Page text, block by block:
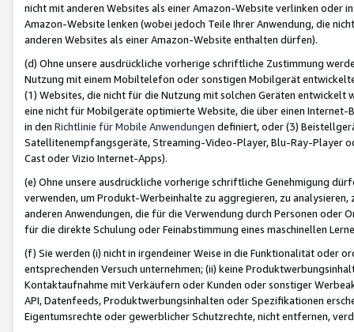
nicht mit anderen Websites als einer Amazon-Website verlinken oder
Amazon-Website lenken (wobei jedoch Teile Ihrer Anwendung, die
anderen Websites als einer Amazon-Website enthalten dürfen).
(d) Ohne unsere ausdrückliche vorherige schriftliche Zustimmung
Nutzung mit einem Mobiltelefon oder sonstigen Mobilgerät
(1) Websites, die nicht für die Nutzung mit solchen Geräten
eine nicht für Mobilgeräte optimierte Website, die über einen
in den Richtlinie für Mobile Anwendungen definiert, oder (3)
Satellitenempfangsgeräte, Streaming-Video-Player, Blu-Ray-Player
Cast oder Vizio Internet-Apps).
(e) Ohne unsere ausdrückliche vorherige schriftliche Genehmigung
verwenden, um Produkt-Werbeinhalte zu aggregieren, zu
anderen Anwendungen, die für die Verwendung durch Personen
für die direkte Schulung oder Feinabstimmung eines maschinellen
(f) Sie werden (i) nicht in irgendeiner Weise in die Funktionalität oder
entsprechenden Versuch unternehmen; (ii) keine
Kontaktaufnahme mit Verkäufern oder Kunden oder sonstiger
API, Datenfeeds, Produktwerbungsinhalten oder Spezifikationen
Eigentumsrechte oder gewerblicher Schutzrechte, nicht entfernen,